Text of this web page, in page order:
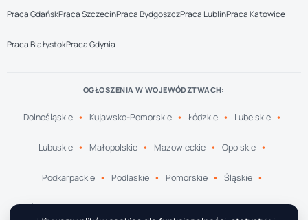
Praca GdańskPraca SzczecinPraca BydgoszczPraca LublinPraca Katowice
Praca BiałystokPraca Gdynia
OGŁOSZENIA W WOJEWÓDZTWACH:
Dolnośląskie Kujawsko-Pomorskie Łódzkie Lubelskie
Lubuskie Małopolskie Mazowieckie Opolskie
Podkarpackie Podlaskie Pomorskie Śląskie
Świętokrzyskie Warmińsko-Mazurskie Wielkopolskie